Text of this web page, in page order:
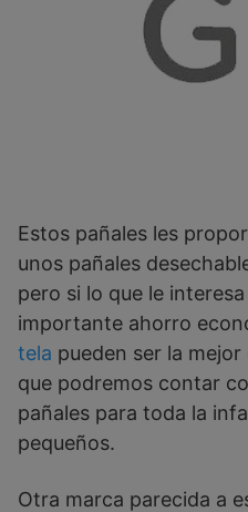
Estos pañales les
unos pañales
pero si lo que le
importante ahorro
tela pueden ser la
que podremos contar
pañales para toda la
pequeños.
Otra marca parecida a